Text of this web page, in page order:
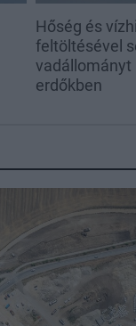
Hőség és
feltöltésével
vadállományt
erdőkben